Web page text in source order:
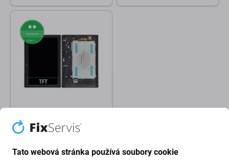
Lenovo TAB 2 A10-70 - LCD
Displej + Dotykové Sklo + Rám
Tato webová stránka používá soubory cookie